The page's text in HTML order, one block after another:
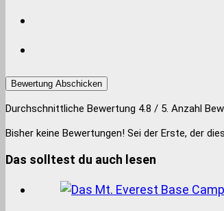
Bewertung Abschicken
Durchschnittliche Bewertung 4.8 / 5. Anzahl
Bisher keine Bewertungen! Sei der Erste, der
Das solltest du auch lesen